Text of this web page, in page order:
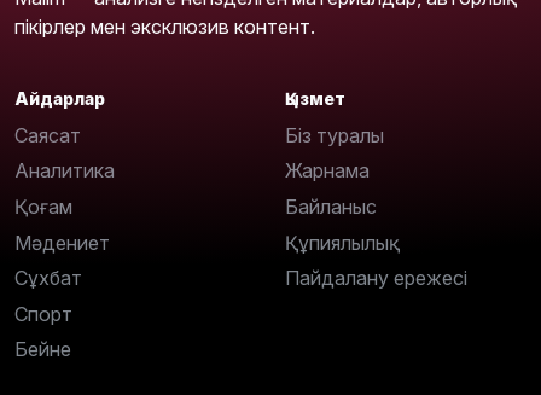
пікірлер мен эксклюзив контент.
Айдарлар
Саясат
Аналитика
Қоғам
Мәдениет
Сұхбат
Спорт
Бейне
Қызмет
Біз туралы
Жарнама
Байланыс
Құпиялылық
Пайдалану ережесі